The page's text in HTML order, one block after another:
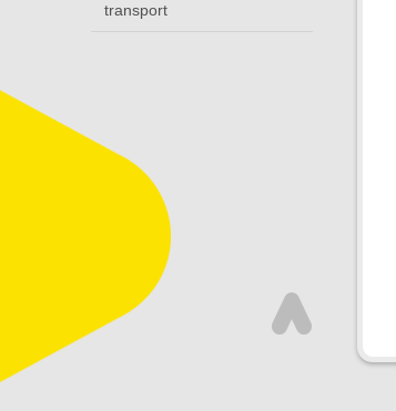
transport